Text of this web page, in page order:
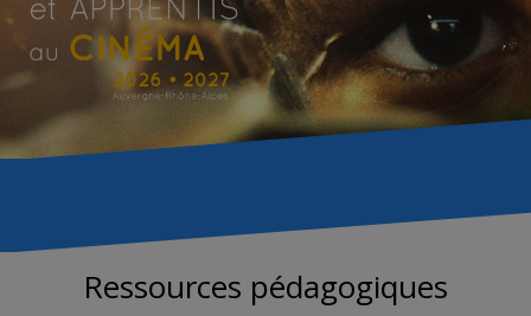
Ressources pédagogiques